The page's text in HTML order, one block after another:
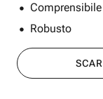
Comprensibile
Robusto